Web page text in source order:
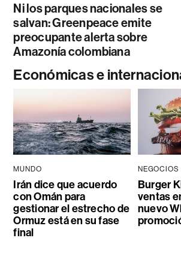
Ni los parques nacionales se
salvan: Greenpeace emite
preocupante alerta sobre
Amazonía colombiana
Económicas e
MUNDO
Irán dice que acuerdo
con Omán para
gestionar el estrecho de
Ormuz está en su fase
final
NEGOCIOS
Burger
ventas
nuevo